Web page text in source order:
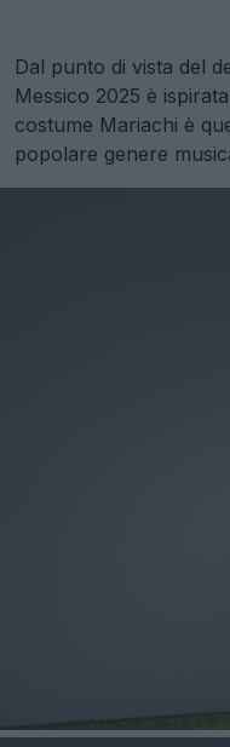
Dal punto di vista del
Messico 2025 è
costume Mariachi è
popolare genere